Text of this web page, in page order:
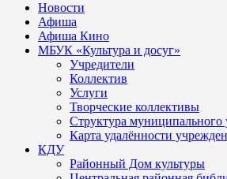
Новости
Афиша
Афиша Кино
МБУК «Культура и досуг»
Учредители
Коллектив
Услуги
Творческие коллективы
Структура муниципального
Карта удалённости
КДУ
Районный Дом культуры